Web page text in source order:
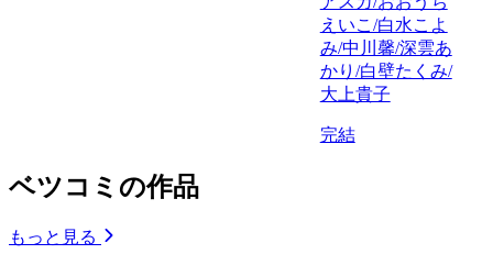
えいこ/白水こよ
み/中川馨/深雲あ
かり/白壁たくみ/
大上貴子
完結
ベツコミの作品
もっと見る